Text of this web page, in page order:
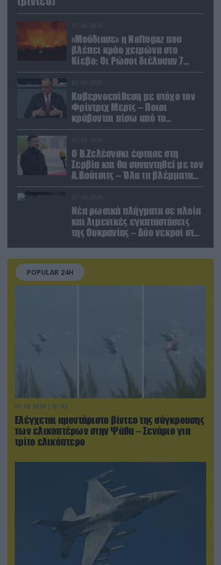
«Μούδιασε» η Naftogaz που
βλέπει κρύο χειμώνα στο
Κίεβο: Οι Ρώσοι διέλυσαν 7
εγκαταστάσεις του ουκρανικού
Κυβερνοεπίθεση με στόχο τον
Φρίντριχ Μερτς – Ποιοι
κρύβονται πίσω από το
παραποιημένο βίντεο
Ο Β.Ζελέσνσκι έφτασε στη
Σερβία και θα συναντηθεί με τον
Α.Βούτσιτς – Όλα τα βλέμματα
στις σχέσεις με τη Ρωσία
Νέα ρωσικά πλήγματα σε πλοία
και λιμενικές εγκαταστάσεις
της Ουκρανίας – Δύο νεκροί στην
POPULAR 24H
07.08.2026 | 01:02
Ελέγχεται αμοντάριστο βίντεο της σύγκρουσης
των ελικοπτέρων στην Ψάθα – Σενάριο για
τρίτο ελικόπτερο